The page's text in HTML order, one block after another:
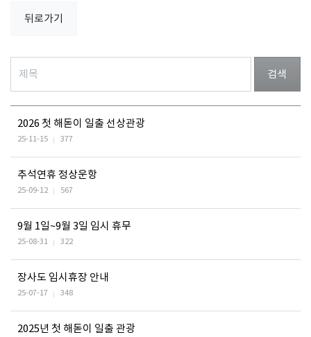
뒤로가기
검색
2026 첫 해돋이 일출 선상관광
25-11-15 377
추석연휴 정상운항
25-09-12 567
9월 1일~9월 3일 임시 휴무
25-08-31 322
장사도 임시휴장 안내
25-07-17 348
2025년 첫 해돋이 일출 관광